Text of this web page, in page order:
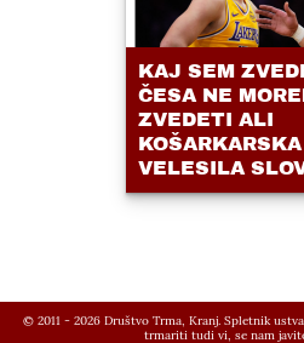
KAJ SEM
ČESA NE
ZVEDETI ALI
KOŠARKARSKA
VELESILA
© 2011 - 2026 Društvo Trma, Kranj. Spletnik
trmariti tudi vi, se nam